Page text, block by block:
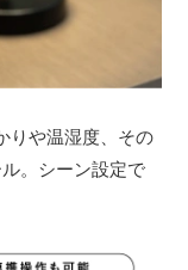
りや温湿度、その
。シーン設定で